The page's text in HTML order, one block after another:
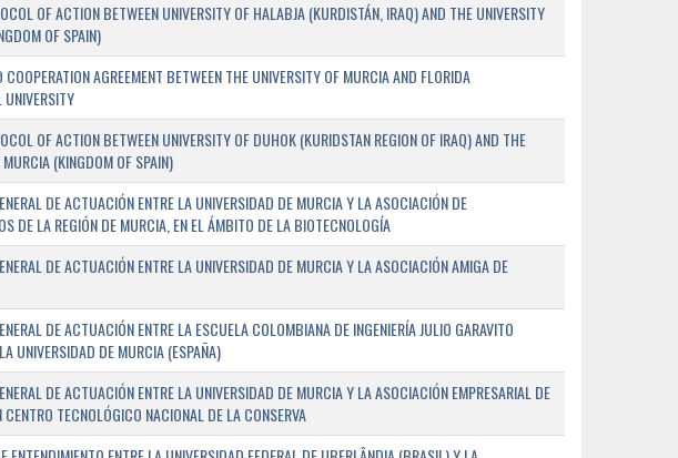
OF ACTION BETWEEN UNIVERSITY OF HALABJA (KURDISTÁN, IRAQ) AND THE UNIVERSITY
OF SPAIN)
COOPERATION AGREEMENT BETWEEN THE UNIVERSITY OF MURCIA AND FLORIDA
UNIVERSITY
OF ACTION BETWEEN UNIVERSITY OF DUHOK (KURIDSTAN REGION OF IRAQ) AND THE
(KINGDOM OF SPAIN)
DE ACTUACIÓN ENTRE LA UNIVERSIDAD DE MURCIA Y LA ASOCIACIÓN DE
DE LA REGIÓN DE MURCIA, EN EL ÁMBITO DE LA BIOTECNOLOGÍA
DE ACTUACIÓN ENTRE LA UNIVERSIDAD DE MURCIA Y LA ASOCIACIÓN AMIGA DE
DE ACTUACIÓN ENTRE LA ESCUELA COLOMBIANA DE INGENIERÍA JULIO GARAVITO
UNIVERSIDAD DE MURCIA (ESPAÑA)
DE ACTUACIÓN ENTRE LA UNIVERSIDAD DE MURCIA Y LA ASOCIACIÓN EMPRESARIAL DE
TECNOLÓGICO NACIONAL DE LA CONSERVA